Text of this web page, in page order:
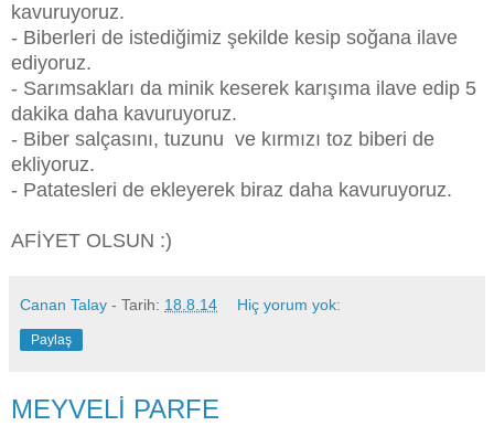
kavuruyoruz.
- Biberleri de istediğimiz şekilde kesip soğana ilave
ediyoruz.
- Sarımsakları da minik keserek karışıma ilave edip 5
dakika daha kavuruyoruz.
- Biber salçasını, tuzunu ve kırmızı toz biberi de
ekliyoruz.
- Patatesleri de ekleyerek biraz daha kavuruyoruz.
AFİYET OLSUN :)
Canan Talay - Tarih: 18.8.14 Hiç yorum yok:
Paylaş
MEYVELİ PARFE